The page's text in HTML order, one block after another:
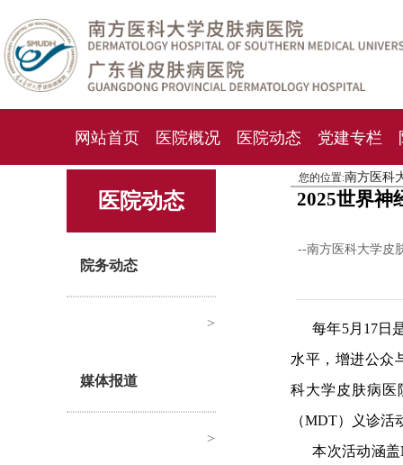
网站首页 医院概况 医院动态 党建专栏
化妆品检测中心 就诊指南 人才
医院动态
院务动态
>
媒体报道
>
您的位置:南方医科
2025世界
--南方医科大学皮
每年5月17日
水平，增进公众
科大学皮肤病医
（MDT）义诊
本次活动涵